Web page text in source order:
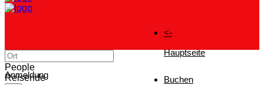
<-
Hauptseite
Buchen
Anmeldung
People
Reisende